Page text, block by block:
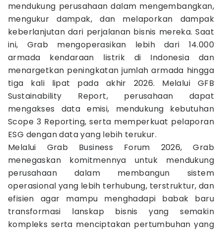
mendukung perusahaan dalam mengembangkan,
mengukur dampak, dan melaporkan dampak
keberlanjutan dari perjalanan bisnis mereka. Saat
ini, Grab mengoperasikan lebih dari 14.000
armada kendaraan listrik di Indonesia dan
menargetkan peningkatan jumlah armada hingga
tiga kali lipat pada akhir 2026. Melalui GFB
Sustainability Report, perusahaan dapat
mengakses data emisi, mendukung kebutuhan
Scope 3 Reporting, serta memperkuat pelaporan
ESG dengan data yang lebih terukur.
Melalui Grab Business Forum 2026, Grab
menegaskan komitmennya untuk mendukung
perusahaan dalam membangun sistem
operasional yang lebih terhubung, terstruktur, dan
efisien agar mampu menghadapi babak baru
transformasi lanskap bisnis yang semakin
kompleks serta menciptakan pertumbuhan yang